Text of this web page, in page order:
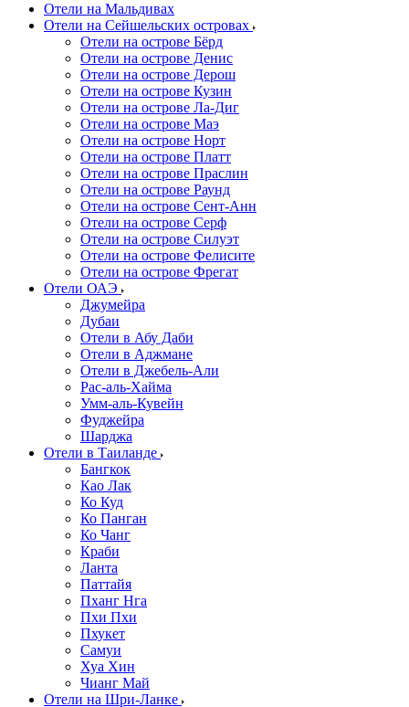
Отели на Мальдивах
Отели на Сейшельских островах
Отели на острове Бёрд
Отели на острове Денис
Отели на острове Дерош
Отели на острове Кузин
Отели на острове Ла-Диг
Отели на острове Маэ
Отели на острове Норт
Отели на острове Платт
Отели на острове Праслин
Отели на острове Раунд
Отели на острове Сент-Анн
Отели на острове Серф
Отели на острове Силуэт
Отели на острове Фелисите
Отели на острове Фрегат
Отели ОАЭ
Джумейра
Дубаи
Отели в Абу Даби
Отели в Аджмане
Отели в Джебель-Али
Рас-аль-Хайма
Умм-аль-Кувейн
Фуджейра
Шарджа
Отели в Таиланде
Бангкок
Као Лак
Ко Куд
Ко Панган
Ко Чанг
Краби
Ланта
Паттайя
Пханг Нга
Пхи Пхи
Пхукет
Самуи
Хуа Хин
Чианг Май
Отели на Шри-Ланке